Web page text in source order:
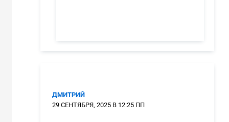
ДМИТРИЙ
29 СЕНТЯБРЯ, 2025 В 12:25 ПП